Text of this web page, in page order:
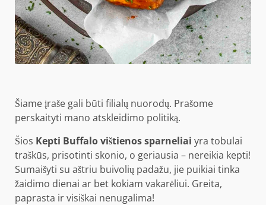
Šiame įraše gali būti filialų nuorodų. Prašome
perskaityti mano atskleidimo politiką.
Šios Kepti Buffalo vištienos sparneliai yra tobulai
traškūs, prisotinti skonio, o geriausia – nereikia kepti!
Sumaišyti su aštriu buivolių padažu, jie puikiai tinka
žaidimo dienai ar bet kokiam vakarėliui. Greita,
paprasta ir visiškai nenugalima!